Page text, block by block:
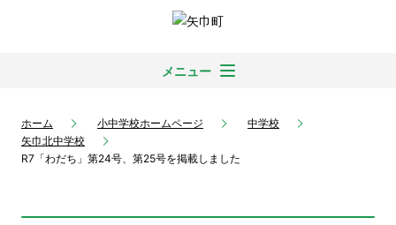
メニュー
ホーム 小中学校ホームページ
中学校
矢巾北中学校
R7「わだち」第24号、第25号を掲載しました